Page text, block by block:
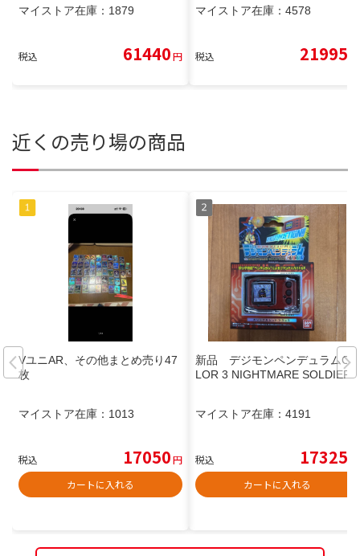
マイストア在庫： 1879
税込 61440円
マイストア在庫： 4578
税込 21995
近くの売り場の商品
VユニAR、その他まとめ売り47
枚
マイストア在庫： 1013
税込 17050円
カートに入れる
新品 デジモンペンデュラムCO
LOR 3 NIGHTMARE SOLDIERS
マイストア在庫： 4191
税込 17325
カートに入れる